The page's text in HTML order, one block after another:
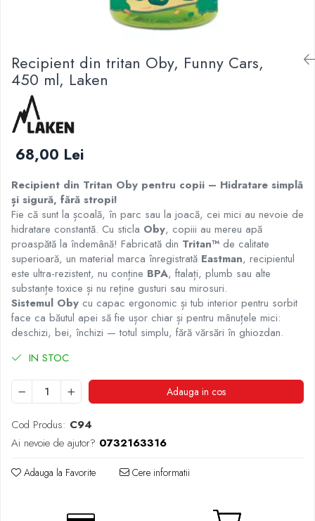
Recipient din tritan Oby, Funny Cars,
450 ml, Laken
68,00 Lei
Recipient din Tritan Oby pentru copii – Hidratare simplă
și sigură, fără stropi!
Fie că sunt la școală, în parc sau la joacă, cei mici au nevoie de
hidratare constantă. Cu sticla Oby, copiii au mereu apă
proaspătă la îndemână! Fabricată din Tritan™ de calitate
superioară, un material marca înregistrată Eastman, recipientul
este ultra-rezistent, nu conține BPA, ftalați, plumb sau alte
substanțe toxice și nu reține gusturi sau mirosuri.
Sistemul Oby cu capac ergonomic și tub interior pentru sorbit
face ca băutul apei să fie ușor chiar și pentru mânuțele mici:
deschizi, bei, închizi — totul simplu, fără vărsări în ghiozdan.
IN STOC
Adauga in cos
Cod Produs: C94
Ai nevoie de ajutor? 0732163316
Adauga la Favorite Cere informatii